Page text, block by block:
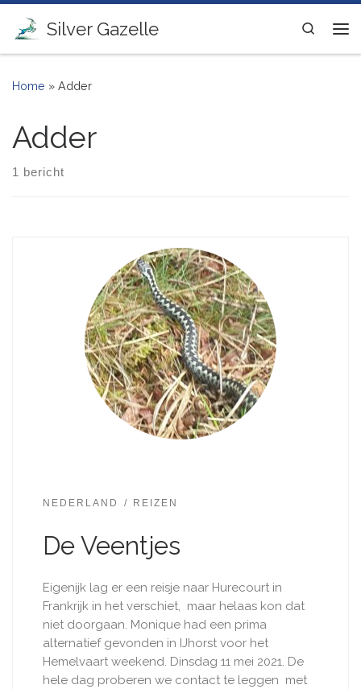
Ga naar inhoud
Silver Gazelle
Search
Home » Adder
Adder
1 bericht
NEDERLAND REIZEN
De Veentjes
Eigenijk lag er een reisje naar Hurecourt in
Frankrijk in het verschiet, maar helaas kon dat
niet doorgaan. Monique had een prima
alternatief gevonden in IJhorst voor het
Hemelvaart weekend. Dinsdag 11 mei 2021. De
hele dag proberen we contact te leggen met